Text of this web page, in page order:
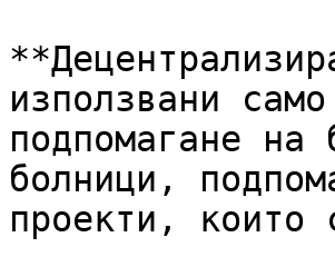
използвани
подпомагане на
болници,
проекти,